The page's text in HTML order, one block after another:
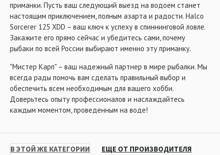
приманки. Пусть ваш следующий выезд на водоем станет
настоящим приключением, полным азарта и радости. Halco
Sorcerer 125 XDD – ваш ключ к успеху в спиннинговой ловле.
Закажите его прямо сейчас и убедитесь сами, почему
рыбаки по всей России выбирают именно эту приманку.
"Мистер Карп" – ваш надежный партнер в мире рыбалки. Мы
всегда рады помочь вам сделать правильный выбор и
обеспечить всем необходимым для вашего хобби.
Доверьтесь опыту профессионалов и наслаждайтесь
каждым моментом, проведенным на воде!
В ЭТОЙ ЖЕ КАТЕГОРИИ ЕЩЕ ОТ ПРОИЗВОДИТЕЛЯ